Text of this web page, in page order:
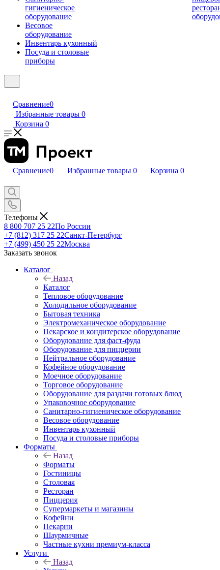
гигиеническое
оборудование
Весовое
оборудование
Инвентарь кухонный
Посуда и столовые
приборы
Сравнение0
Избранные товары 0
Корзина 0
Сравнение0 Избранные товары 0 Корзина 0
Телефоны
8 800 707 25 22По России
+7 (812) 317 25 22Санкт-Петербург
+7 (499) 450 25 22Москва
Заказать звонок
Каталог
Назад
Каталог
Тепловое оборудование
Холодильное оборудование
Бытовая техника
Электромеханическое оборудование
Пекарское и кондитерское оборудование
Оборудование для фаст-фуда
Оборудование для пиццерии
Нейтральное оборудование
Кофейное оборудование
Моечное оборудование
Торговое оборудование
Оборудование для раздачи готовых блюд
Упаковочное оборудование
Санитарно-гигиеническое оборудование
Весовое оборудование
Инвентарь кухонный
Посуда и столовые приборы
Форматы
Назад
Форматы
Гостиницы
Столовая
Ресторан
Пиццерия
Супермаркеты и магазины
Кофейни
Пекарни
Шаурмичные
Частные кухни премиум-класса
Услуги
Назад